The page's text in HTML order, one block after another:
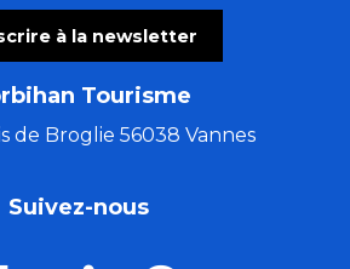
à la newsletter
Tourisme
de Broglie 56038 Vannes
Suivez-nous